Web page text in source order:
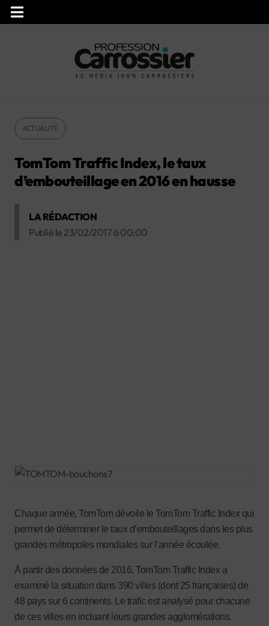
ACTUALITÉ
TomTom Traffic Index, le taux
d’embouteillage en 2016 en hausse
LA RÉDACTION
Publié le 23/02/2017 à 00:00
Chaque année, TomTom dévoile le TomTom Traffic Index qui
permet de déterminer le taux d’embouteillages dans les plus
grandes métropoles mondiales sur l’année écoulée.
À partir des données de 2016, TomTom Traffic Index a
examiné la situation dans 390 villes (dont 25 françaises) de
48 pays sur 6 continents. Le trafic est analysé pour chacune
de ces villes en incluant leurs grandes agglomérations.